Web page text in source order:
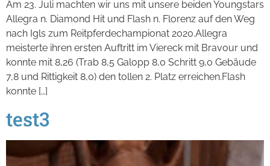
Am 23. Juli machten wir uns mit unsere beiden Youngstars
Allegra n. Diamond Hit und Flash n. Florenz auf den Weg
nach Igls zum Reitpferdechampionat 2020.Allegra
meisterte ihren ersten Auftritt im Viereck mit Bravour und
konnte mit 8,26 (Trab 8,5 Galopp 8,0 Schritt 9,0 Gebäude
7,8 und Rittigkeit 8,0) den tollen 2. Platz erreichen.Flash
konnte […]
test3